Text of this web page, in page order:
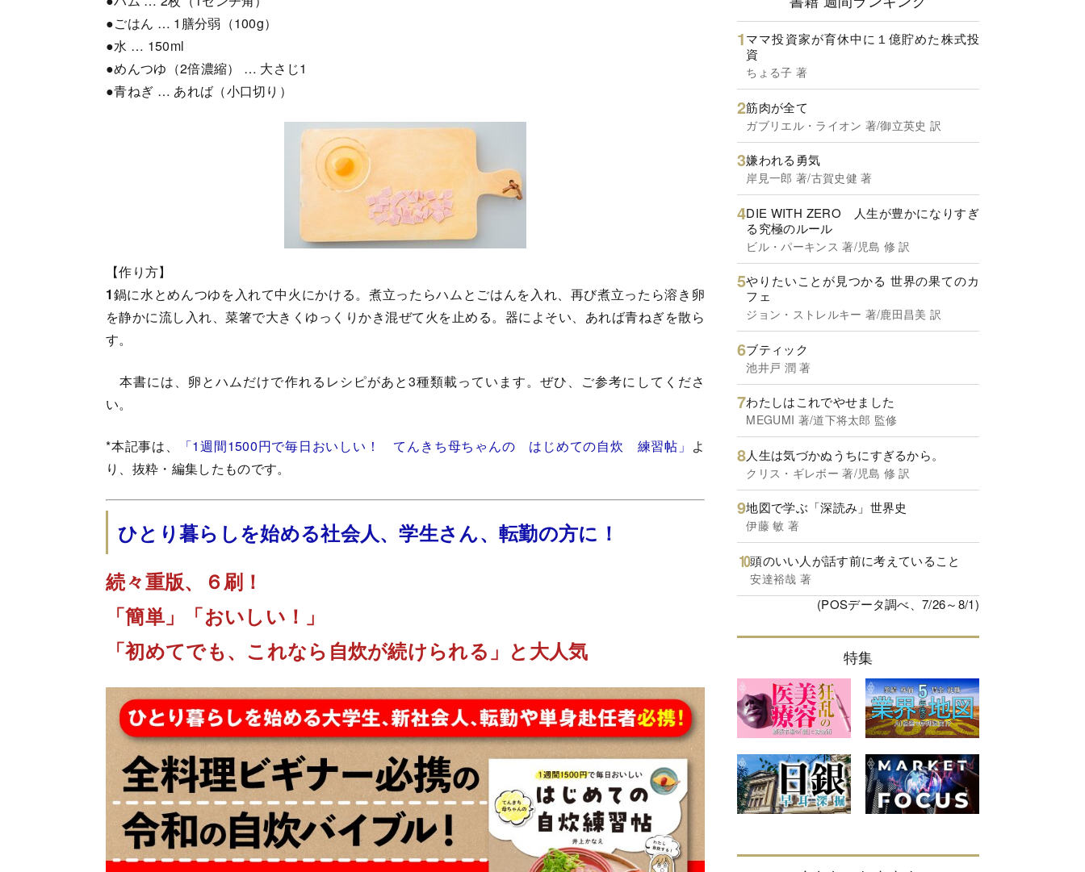
●ごはん … 1膳分弱（100g）
●水 … 150ml
●めんつゆ（2倍濃縮） … 大さじ1
●青ねぎ … あれば（小口切り）
【作り方】
1鍋に水とめんつゆを入れて中火にかける。煮立ったらハムとごはんを入れ、再び煮立ったら溶き卵
を静かに流し入れ、菜箸で大きくゆっくりかき混ぜて火を止める。器によそい、あれば青ねぎを散ら
す。
本書には、卵とハムだけで作れるレシピがあと3種類載っています。ぜひ、ご参考にしてくださ
い。
*本記事は、 「1週間1500円で毎日おいしい！ てんきち母ちゃんの はじめての自炊 練習帖」 よ
り、抜粋・編集したものです。
ひとり暮らしを始める社会人、学生さん、転勤の方に！
続々重版、６刷！
「簡単」「おいしい！」
「初めてでも、これなら自炊が続けられる」と大人気
ママ投資家が育休中に１億貯めた株式投
資
ちょる子 著
筋肉が全て
ガブリエル・ライオン 著/御立英史 訳
嫌われる勇気
岸見一郎 著/古賀史健 著
DIE WITH ZERO 人生が豊かになりすぎ
る究極のルール
ビル・パーキンス 著/児島 修 訳
やりたいことが見つかる 世界の果てのカ
フェ
ジョン・ストレルキー 著/鹿田昌美 訳
ブティック
池井戸 潤 著
わたしはこれでやせました
MEGUMI 著/道下将太郎 監修
人生は気づかぬうちにすぎるから。
クリス・ギレボー 著/児島 修 訳
地図で学ぶ「深読み」世界史
伊藤 敏 著
頭のいい人が話す前に考えていること
安達裕哉 著
(POSデータ調べ、7/26～8/1)
特集